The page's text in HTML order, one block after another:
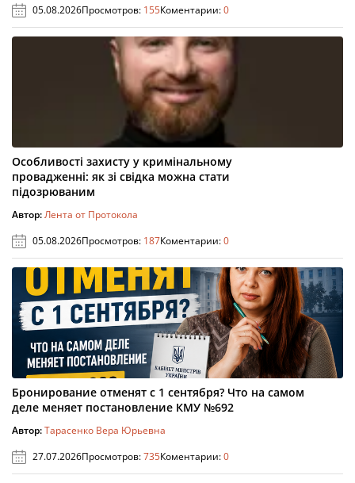
05.08.2026Просмотров: 155Коментарии:0
Особливості захисту у кримінальному
провадженні: як зі свідка можна стати
підозрюваним
Автор:Лента от Протокола
05.08.2026Просмотров: 187Коментарии:0
Бронирование отменят с 1 сентября? Что на самом
деле меняет постановление КМУ №692
Автор:Тарасенко Вера Юрьевна
27.07.2026Просмотров:735Коментарии:0